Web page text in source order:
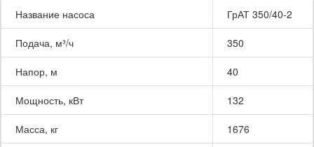
Название насоса ГрАТ 350/40-2
Подача, м³/ч 350
Напор, м 40
Мощность, кВт 132
Масса, кг 1676